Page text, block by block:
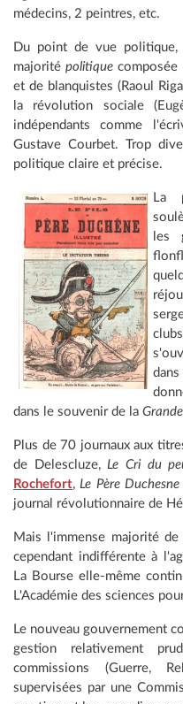
médecins, 2 peintres, etc.
Du point de vue
majoritépolitique composée
et de blanquistes (Raoul
la révolution sociale
indépendants comme
Gustave Courbet. Trop
politique claire et précise.
La
les
dans
dans le souvenir de la
Plus de 70 journaux aux
de Delescluze, Le Cri du
Rochefort, Le Père Duchesne
journal révolutionnaire de
Mais l'immense majorité
cependant indifférente à
La Bourse elle-même
L'Académie des sciences
Le nouveau gouvernement
gestion relativement
commissions (Guerre,
supervisées par une